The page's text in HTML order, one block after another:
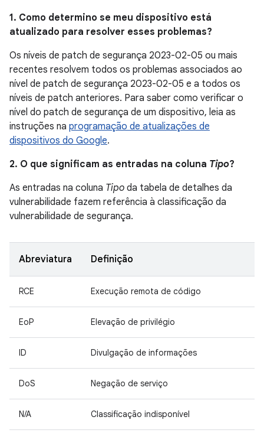
1. Como determino se meu dispositivo está
atualizado para resolver esses problemas?
Os níveis de patch de segurança 2023-02-05 ou mais
recentes resolvem todos os problemas associados ao
nível de patch de segurança 2023-02-05 e a todos os
níveis de patch anteriores. Para saber como verificar o
nível do patch de segurança de um dispositivo, leia as
instruções na programação de atualizações de
dispositivos do Google.
2. O que significam as entradas na coluna Tipo?
As entradas na coluna Tipo da tabela de detalhes da
vulnerabilidade fazem referência à classificação da
vulnerabilidade de segurança.
Abreviatura Definição
RCE Execução remota de código
EoP Elevação de privilégio
ID Divulgação de informações
DoS Negação de serviço
N/A Classificação indisponível